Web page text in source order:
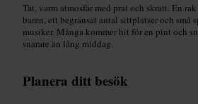
Tät, varm atmosfär med prat och skratt. En
baren, ett begränsat antal sittplatser och små
musiker. Många kommer hit för en pint och
snarare än lång middag.
Planera ditt besök